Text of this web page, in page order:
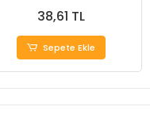
38,61 TL
Sepete Ekle